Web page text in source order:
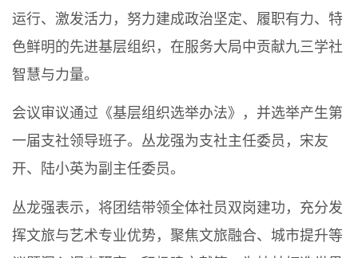
运行、激发活力，努力建成政治坚定、履职有力、特
色鲜明的先进基层组织，在服务大局中贡献九三学社
智慧与力量。
会议审议通过《基层组织选举办法》，并选举产生第
一届支社领导班子。丛龙强为支社主任委员，宋友
开、陆小英为副主任委员。
丛龙强表示，将团结带领全体社员双岗建功，充分发
挥文旅与艺术专业优势，聚焦文旅融合、城市提升等